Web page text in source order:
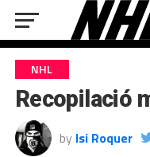
NHL
Recopilació
by Isi Roquer